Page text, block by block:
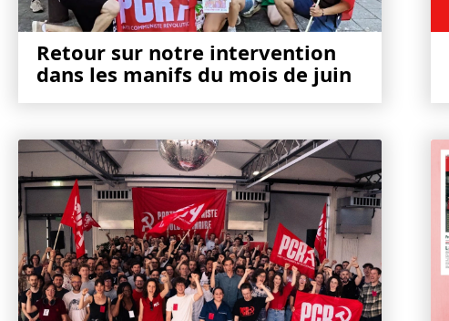
Retour sur notre intervention
dans les manifs du mois de juin